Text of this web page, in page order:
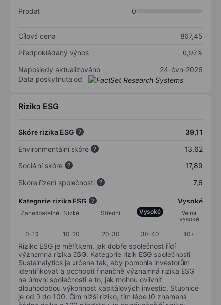
Prodat
0
Cílová cena
867,45
Předpokládaný výnos
0,97%
Naposledy aktualizováno
24-čvn-2026
Data poskytnuta od
Riziko ESG
Skóre rizika ESG
39,11
Environmentální skóre
13,62
Sociální skóre
17,89
Skóre řízení společnosti
7,6
Kategorie rizika ESG Vysoké
Zanedbatelné Nízké Střední Vysoké
Velmi
vysoké
0-10
10-20 20-30 30-40 40+
Riziko ESG je měřítkem, jak dobře společnost řídí
významná rizika ESG. Kategorie rizik ESG společnosti
Sustainalytics je určena tak, aby pomohla investorům
identifikovat a pochopit finančně významná rizika ESG
na úrovni společnosti a to, jak mohou ovlivnit
dlouhodobou výkonnost kapitálových investic. Stupnice
je od 0 do 100. Čím nižší riziko, tím lépe (0 znamená